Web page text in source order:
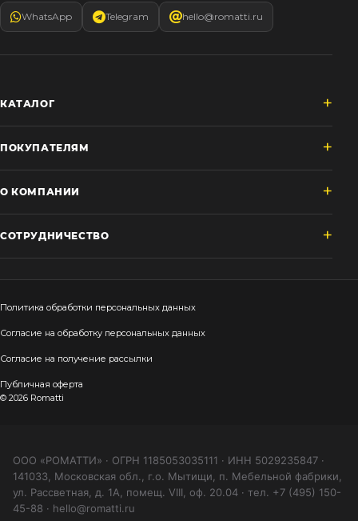
WhatsApp Telegram hello@romatti.ru
КАТАЛОГ
ПОКУПАТЕЛЯМ
О КОМПАНИИ
СОТРУДНИЧЕСТВО
Политика обработки персональных данных
Согласие на обработку персональных данных
Согласие на получение рассылки
Публичная оферта
© 2026 Romatti
ООО «РОМАТТИ» · ОГРН 1185053035111 · ИНН 5029235847 ·
141033, Московская обл., г.о. Мытищи, п. Мебельной фабрики,
ул. Рассветная, д. 1А, помещ. VIII, оф. 20.04 · тел. +7 (495) 150-
45-88 · hello@romatti.ru